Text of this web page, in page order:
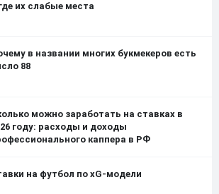
их слабые места
в названии многих букмекеров есть
88
можно заработать на ставках в
году: расходы и доходы
каппера в РФ
на футбол по xG-модели